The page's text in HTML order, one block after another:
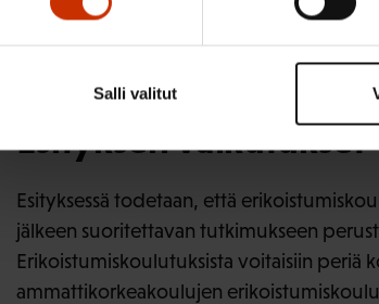
Salli valitut
osaajat, joilla ei ole
valmiudet. Pidämme myös hyvänä
Esityksen vaikutukset
Esityksessä todetaan, että
jälkeen suoritettavan tutkimukseen
Erikoistumiskoulutuksista voitaisiin periä
ammattikorkeakoulujen